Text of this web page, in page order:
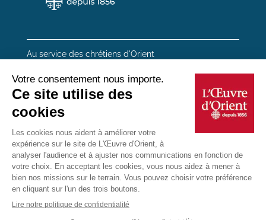
Au service des chrétiens d'Orient
20 rue du Regard 75006 Paris
01 45 48 54 46
Contactez-nous
Mentions Légales
Plan du site